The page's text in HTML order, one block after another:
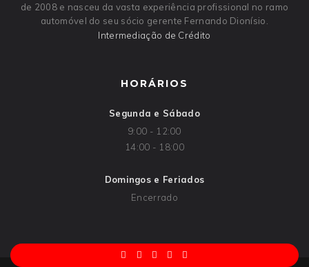
de 2008 e nasceu da vasta experiência profissional no ramo
automóvel do seu sócio gerente Fernando Dionísio.
Intermediação de Crédito
HORÁRIOS
Segunda e Sábado
9:00 - 12:00
14:00 - 18:00
Domingos e Feriados
Encerrado